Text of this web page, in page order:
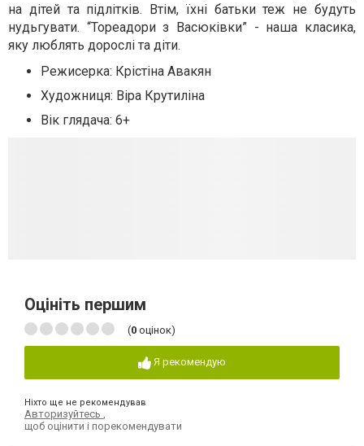
на дітей та підлітків. Втім, їхні батьки теж не будуть
нудьгувати. “Тореадори з Васюківки” - наша класика,
яку люблять дорослі та діти.
Режисерка: Крістіна Авакян
Художниця: Віра Крутиліна
Вік глядача: 6+
Оцініть першим
(0 оцінок)
Я рекомендую
Ніхто ще не рекомендував
Авторизуйтесь
щоб оцінити і порекомендувати